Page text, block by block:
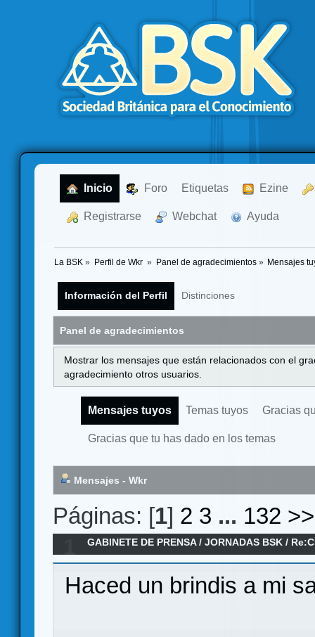
Inicio Foro Etiquetas Ezine
Registrarse Webchat Ayuda
La BSK » Perfil de Wkr » Panel de agradecimientos» Mensajes
Información del Perfil Distinciones
Panel de agradecimientos
Mostrar los mensajes que están relacionados con el
agradecimiento otros usuarios.
Mensajes tuyos Temas tuyos Gracias
Gracias que tu has dado en los temas
Mensajes - Wkr
Páginas: [1] 2 3 ... 132 >>
GABINETE DE PRENSA/JORNADAS BSK /
Haced un brindis a mi